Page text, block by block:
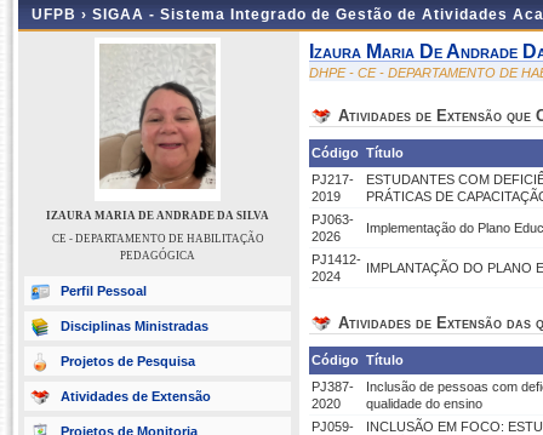
UFPB › SIGAA - Sistema Integrado de Gestão de Atividades
IZAURA MARIA DE ANDRADE DA SILVA
CE - DEPARTAMENTO DE HABILITAÇÃO
PEDAGÓGICA
Perfil Pessoal
Disciplinas Ministradas
Projetos de Pesquisa
Atividades de Extensão
Projetos de Monitoria
Izaura Maria De Andrade
DHPE - CE - DEPARTAMENTO DE
Atividades de Extensão que
Código Título
PJ217-
2019
ESTUDANTES COM
PRÁTICAS DE
PJ063-
2026
Implementação do Plano
PJ1412-
2024
IMPLANTAÇÃO DO PLANO
Atividades de Extensão das
Código Título
PJ387-
2020
Inclusão de pessoas com
qualidade do ensino
PJ059-
INCLUSÃO EM FOCO: